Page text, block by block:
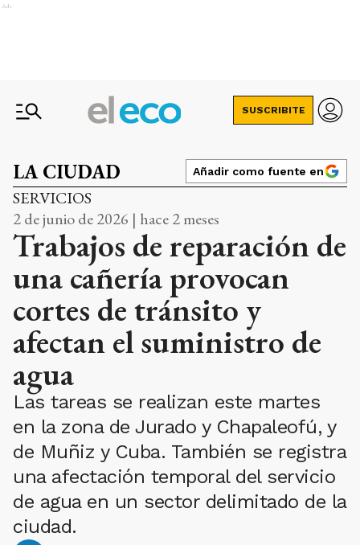
Ads
SUSCRIBITE
LA CIUDAD Añadir como fuente en
SERVICIOS
2 de junio de 2026 | hace 2 meses
Trabajos de reparación de
una cañería provocan
cortes de tránsito y
afectan el suministro de
agua
Las tareas se realizan este martes
en la zona de Jurado y Chapaleofú, y
de Muñiz y Cuba. También se registra
una afectación temporal del servicio
de agua en un sector delimitado de la
ciudad.